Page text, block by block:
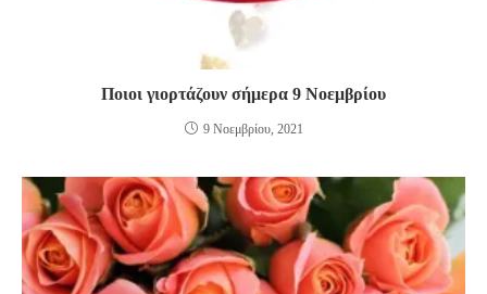
Ποιοι γιορτάζουν σήμερα 9 Νοεμβρίου
9 Νοεμβρίου, 2021